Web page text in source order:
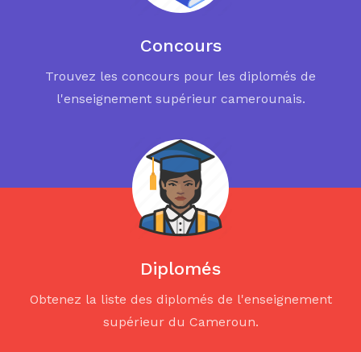
Concours
Trouvez les concours pour les diplomés de
l'enseignement supérieur camerounais.
Diplomés
Obtenez la liste des diplomés de l'enseignement
supérieur du Cameroun.